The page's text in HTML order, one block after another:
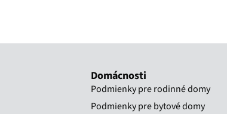
Domácnosti
Podmienky pre rodinné domy
Podmienky pre bytové domy